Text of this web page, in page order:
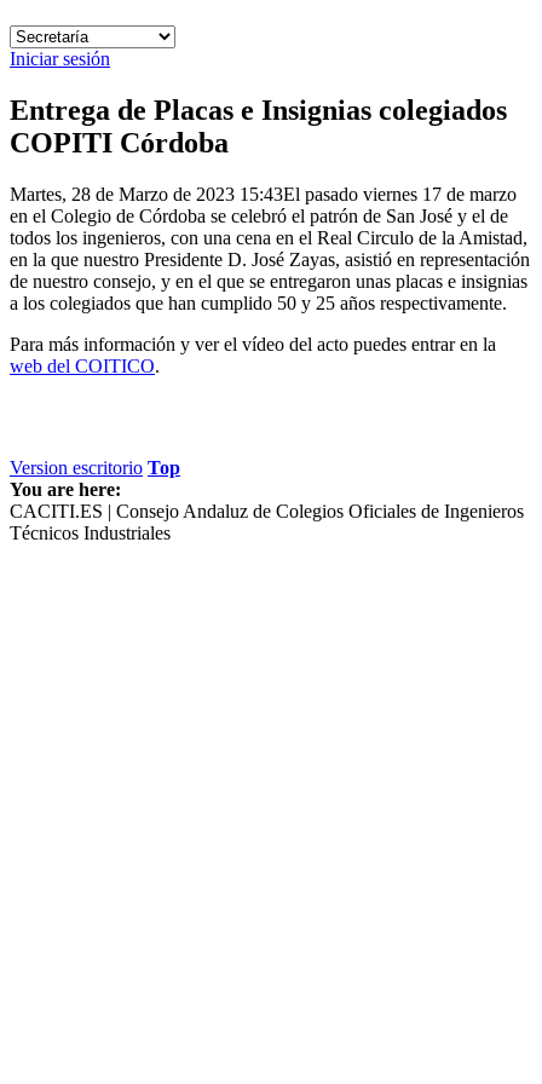
Iniciar sesión
Entrega de Placas e Insignias colegiados
COPITI Córdoba
Martes, 28 de Marzo de 2023 15:43El pasado viernes 17 de marzo
en el Colegio de Córdoba se celebró el patrón de San José y el de
todos los ingenieros, con una cena en el Real Circulo de la Amistad,
en la que nuestro Presidente D. José Zayas, asistió en representación
de nuestro consejo, y en el que se entregaron unas placas e insignias
a los colegiados que han cumplido 50 y 25 años respectivamente.
Para más información y ver el vídeo del acto puedes entrar en la
web del COITICO.
Version escritorio Top
You are here:
CACITI.ES | Consejo Andaluz de Colegios Oficiales de Ingenieros
Técnicos Industriales